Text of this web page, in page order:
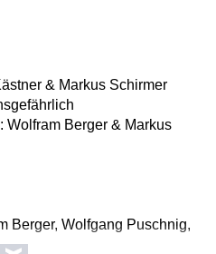
& Markus Schirmer
Wolfram Berger & Markus
Berger, Wolfgang Puschnig,